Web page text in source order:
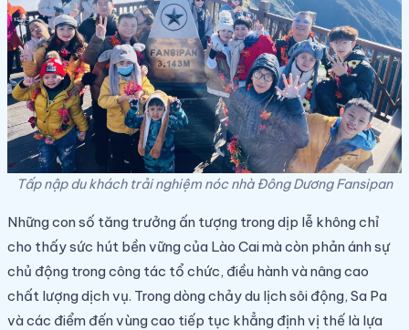
Tấp nập du khách trải nghiệm nóc nhà Đông Dương Fansipan
Những con số tăng trưởng ấn tượng trong dịp lễ không chỉ
cho thấy sức hút bền vững của Lào Cai mà còn phản ánh sự
chủ động trong công tác tổ chức, điều hành và nâng cao
chất lượng dịch vụ. Trong dòng chảy du lịch sôi động, Sa Pa
và các điểm đến vùng cao tiếp tục khẳng định vị thế là lựa